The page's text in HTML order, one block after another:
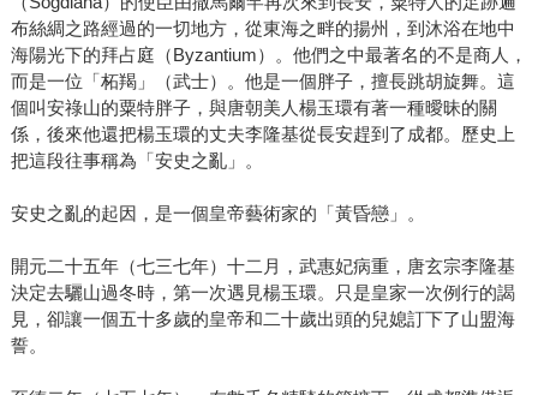
布絲綢之路經過的一切地方，從東海之畔的揚州，到沐浴在地中
海陽光下的拜占庭（Byzantium）。他們之中最著名的不是商人，
而是一位「柘羯」（武士）。他是一個胖子，擅長跳胡旋舞。這
個叫安祿山的粟特胖子，與唐朝美人楊玉環有著一種曖昧的關
係，後來他還把楊玉環的丈夫李隆基從長安趕到了成都。歷史上
把這段往事稱為「安史之亂」。
安史之亂的起因，是一個皇帝藝術家的「黃昏戀」。
開元二十五年（七三七年）十二月，武惠妃病重，唐玄宗李隆基
決定去驪山過冬時，第一次遇見楊玉環。只是皇家一次例行的謁
見，卻讓一個五十多歲的皇帝和二十歲出頭的兒媳訂下了山盟海
誓。